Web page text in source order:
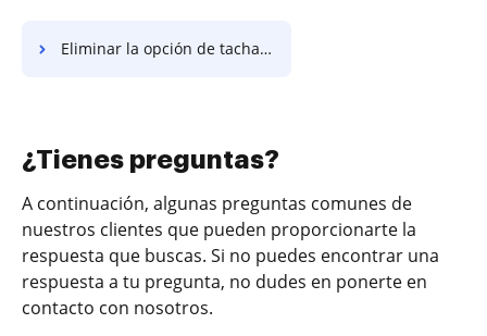
Eliminar la opción de tachar de la lista de verificación para mejorar el servicio al cliente
¿Tienes preguntas?
A continuación, algunas preguntas comunes de
nuestros clientes que pueden proporcionarte la
respuesta que buscas. Si no puedes encontrar una
respuesta a tu pregunta, no dudes en ponerte en
contacto con nosotros.